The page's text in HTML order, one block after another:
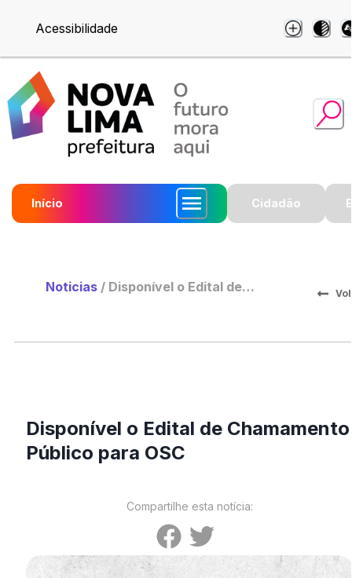
Acessibilidade
Início Cidadão
Noticias / Disponível o Edital de
Disponível o Edital de Chamamento
Público para OSC
Compartilhe esta notícia: